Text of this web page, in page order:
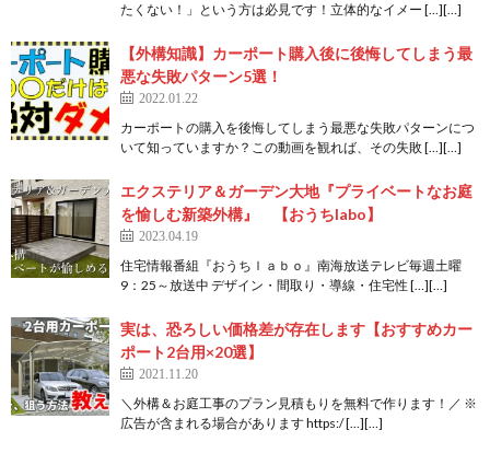
たくない！」という方は必見です！立体的なイメー […][…]
【外構知識】カーポート購入後に後悔してしまう最
悪な失敗パターン5選！
2022.01.22
カーポートの購入を後悔してしまう最悪な失敗パターンにつ
いて知っていますか？この動画を観れば、その失敗 […][…]
エクステリア＆ガーデン大地『プライベートなお庭
を愉しむ新築外構』 【おうちlabo】
2023.04.19
住宅情報番組『おうちｌａｂｏ』南海放送テレビ毎週土曜
9：25～放送中 デザイン・間取り・導線・住宅性 […][…]
実は、恐ろしい価格差が存在します【おすすめカー
ポート2台用×20選】
2021.11.20
＼外構＆お庭工事のプラン見積もりを無料で作ります！／ ※
広告が含まれる場合があります https:/ […][…]